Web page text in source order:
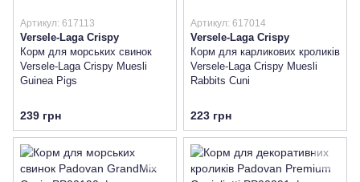
Артикул: 617113
Versele-Laga Crispy
Корм для морських свинок
Versele-Laga Crispy Muesli
Guinea Pigs
239 грн
Артикул: 617014
Versele-Laga Crispy
Корм для карликових кроликів
Versele-Laga Crispy Muesli
Rabbits Cuni
223 грн